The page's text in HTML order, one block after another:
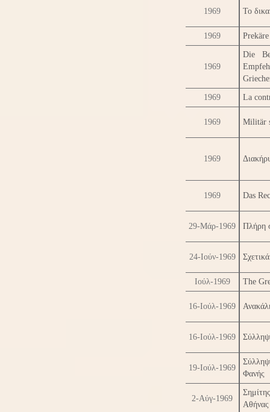
1969 Το
1969
1969
Die
1969 La
1969 Militär
1969
1969 Das
29-Μάρ-1969 Πλήρη
24-Ιούν-1969
Ιούλ-1969 The
16-Ιούλ-1969
16-Ιούλ-1969
19-Ιούλ-1969
Φανής
2-Αύγ-1969
Αθήνας